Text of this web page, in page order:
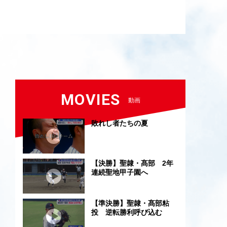
MOVIES 動画
敗れし者たちの夏
【決勝】聖隷・髙部 2年
連続聖地甲子園へ
【準決勝】聖隷・髙部粘
投 逆転勝利呼び込む